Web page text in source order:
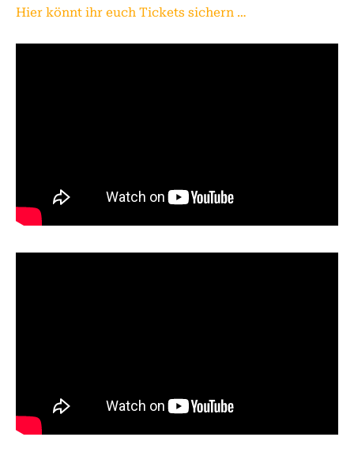
Hier könnt ihr euch Tickets sichern …